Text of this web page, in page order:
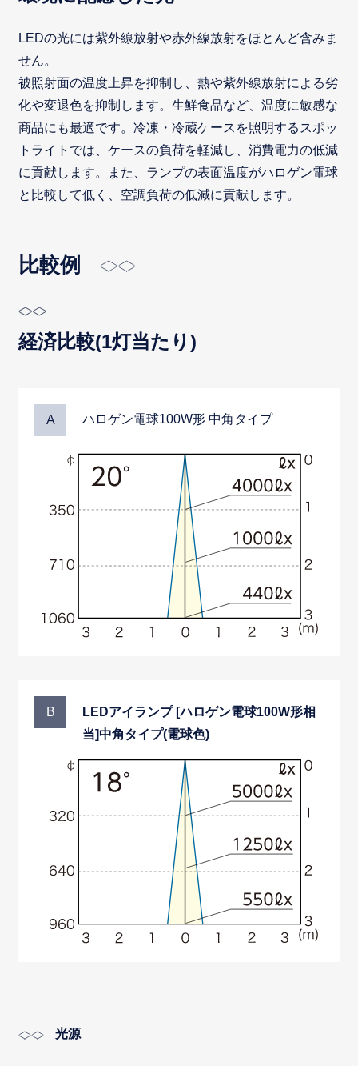
LEDの光には紫外線放射や赤外線放射をほとんど含みま
せん。
被照射面の温度上昇を抑制し、熱や紫外線放射による劣
化や変退色を抑制します。生鮮食品など、温度に敏感な
商品にも最適です。冷凍・冷蔵ケースを照明するスポッ
トライトでは、ケースの負荷を軽減し、消費電力の低減
に貢献します。また、ランプの表面温度がハロゲン電球
と比較して低く、空調負荷の低減に貢献します。
比較例
経済比較(1灯当たり)
A ハロゲン電球100W形 中角タイプ
B
LEDアイランプ [ハロゲン電球100W形相
当]中角タイプ(電球色)
光源